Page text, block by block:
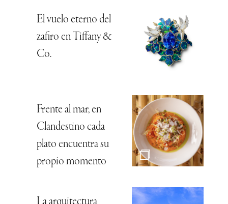
El vuelo eterno del
zafiro en Tiffany &
Co.
Frente al mar, en
Clandestino cada
plato encuentra su
propio momento